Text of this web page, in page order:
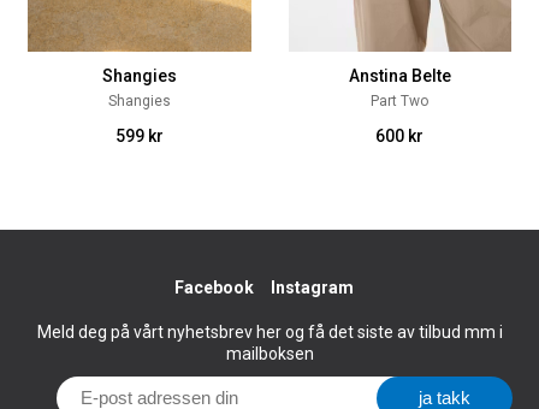
Shangies
Shangies
599 kr
Anstina Belte
Part Two
600 kr
Facebook Instagram
Meld deg på vårt nyhetsbrev her og få det siste av tilbud mm i
mailboksen